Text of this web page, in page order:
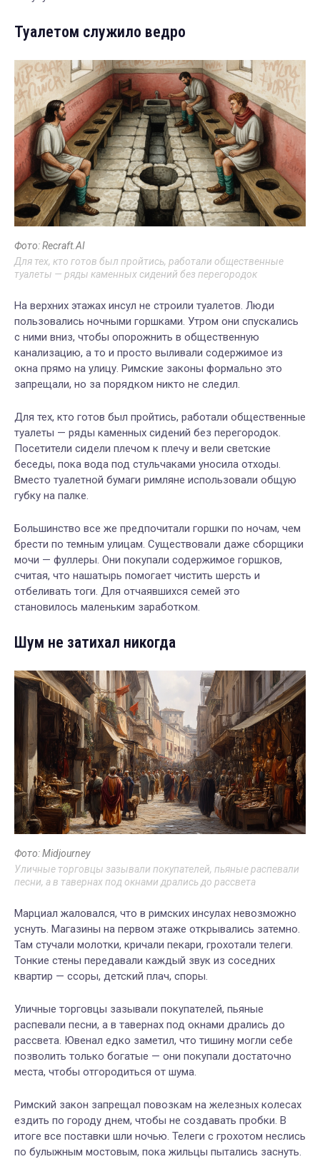
Туалетом служило ведро
Фото: Recraft.AI
Для тех, кто готов был пройтись, работали общественные
туалеты — ряды каменных сидений без перегородок
На верхних этажах инсул не строили туалетов. Люди
пользовались ночными горшками. Утром они спускались
с ними вниз, чтобы опорожнить в общественную
канализацию, а то и просто выливали содержимое из
окна прямо на улицу. Римские законы формально это
запрещали, но за порядком никто не следил.
Для тех, кто готов был пройтись, работали общественные
туалеты — ряды каменных сидений без перегородок.
Посетители сидели плечом к плечу и вели светские
беседы, пока вода под стульчаками уносила отходы.
Вместо туалетной бумаги римляне использовали общую
губку на палке.
Большинство все же предпочитали горшки по ночам, чем
брести по темным улицам. Существовали даже сборщики
мочи — фуллеры. Они покупали содержимое горшков,
считая, что нашатырь помогает чистить шерсть и
отбеливать тоги. Для отчаявшихся семей это
становилось маленьким заработком.
Шум не затихал никогда
Фото: Midjourney
Уличные торговцы зазывали покупателей, пьяные распевали
песни, а в тавернах под окнами дрались до рассвета
Марциал жаловался, что в римских инсулах невозможно
уснуть. Магазины на первом этаже открывались затемно.
Там стучали молотки, кричали пекари, грохотали телеги.
Тонкие стены передавали каждый звук из соседних
квартир — ссоры, детский плач, споры.
Уличные торговцы зазывали покупателей, пьяные
распевали песни, а в тавернах под окнами дрались до
рассвета. Ювенал едко заметил, что тишину могли себе
позволить только богатые — они покупали достаточно
места, чтобы отгородиться от шума.
Римский закон запрещал повозкам на железных колесах
ездить по городу днем, чтобы не создавать пробки. В
итоге все поставки шли ночью. Телеги с грохотом неслись
по булыжным мостовым, пока жильцы пытались заснуть.